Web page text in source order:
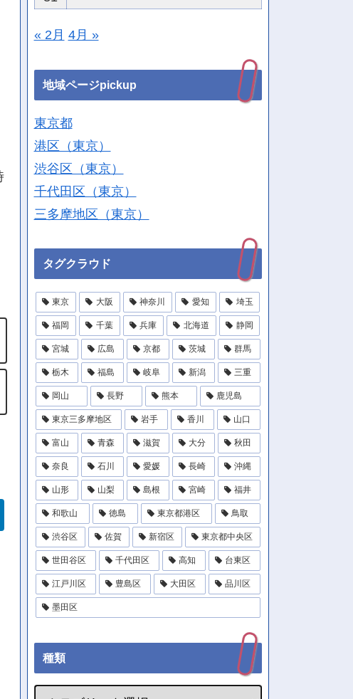
« 2月 4月 »
地域ページpickup
東京都
港区（東京）
渋谷区（東京）
千代田区（東京）
三多摩地区（東京）
タグクラウド
東京 大阪 神奈川 愛知 埼玉
福岡 千葉 兵庫 北海道 静岡
宮城 広島 京都 茨城 群馬
栃木 福島 岐阜 新潟 三重
岡山 長野 熊本 鹿児島
東京三多摩地区 岩手 香川 山口
富山 青森 滋賀 大分 秋田
奈良 石川 愛媛 長崎 沖縄
山形 山梨 島根 宮崎 福井
和歌山 徳島 東京都港区 鳥取
渋谷区 佐賀 新宿区 東京都中央区
世田谷区 千代田区 高知 台東区
江戸川区 豊島区 大田区 品川区
墨田区
種類